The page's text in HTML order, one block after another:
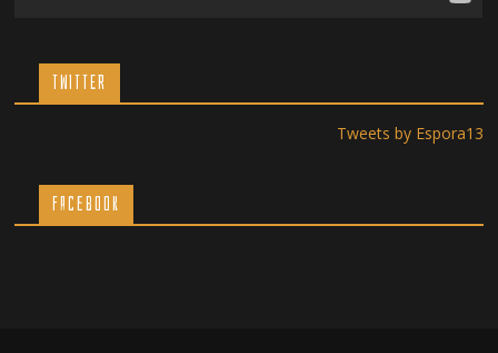
TWITTER
Tweets by Espora13
Facebook